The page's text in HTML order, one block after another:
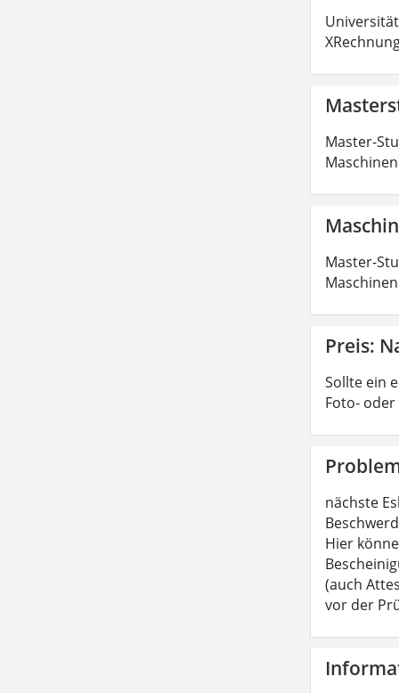
Master-
Master-
Preis:
Sollte ein
Foto-
nächste
Hier
(auch
vor der